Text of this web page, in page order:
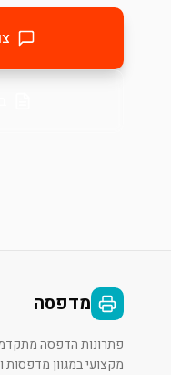
מדפסה
פתרונות הדפסה
מקצועי במגוון מדפסות